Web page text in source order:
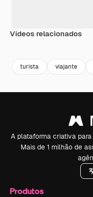
Vídeos relacionados
turista viajante
A plataforma criativa
Mais de 1 milhão de
Produtos